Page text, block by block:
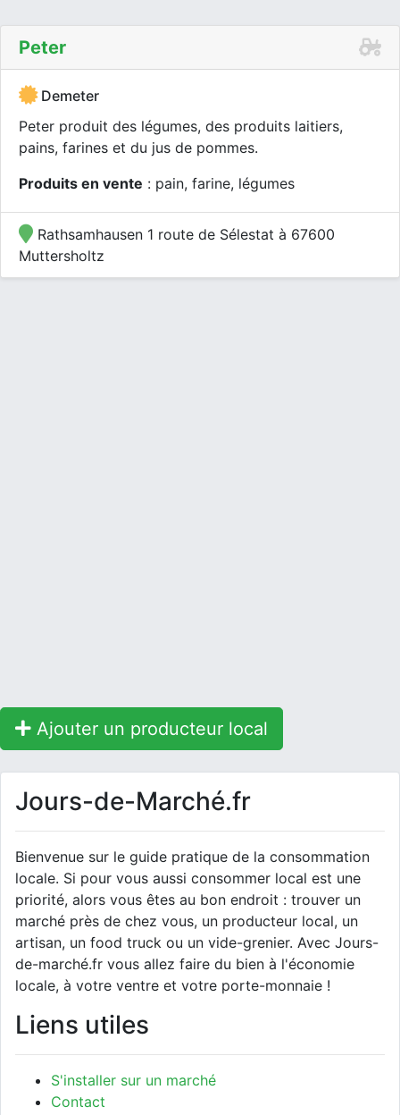
Peter
Demeter
Peter produit des légumes, des produits laitiers,
pains, farines et du jus de pommes.
Produits en vente : pain, farine, légumes
Rathsamhausen 1 route de Sélestat à 67600
Muttersholtz
Ajouter un producteur local
Jours-de-Marché.fr
Bienvenue sur le guide pratique de la consommation
locale. Si pour vous aussi consommer local est une
priorité, alors vous êtes au bon endroit : trouver un
marché près de chez vous, un producteur local, un
artisan, un food truck ou un vide-grenier. Avec Jours-
de-marché.fr vous allez faire du bien à l'économie
locale, à votre ventre et votre porte-monnaie !
Liens utiles
S'installer sur un marché
Contact